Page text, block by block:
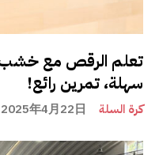
تعلم الرقص مع خشب
سهلة، تمرين رائع!
كرة السلة 2025年4月22日